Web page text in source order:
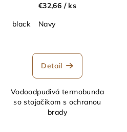
€32,66 / ks
black
Navy
Detail
Vodoodpudivá termobunda
so stojačikom s ochranou
brady